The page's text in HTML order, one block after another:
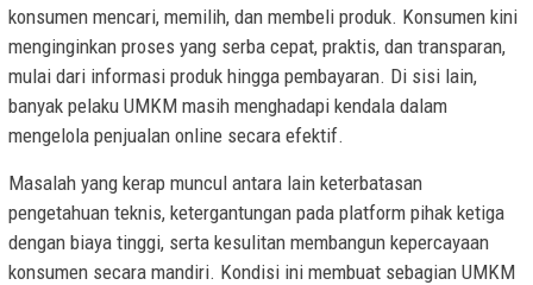
konsumen mencari, memilih, dan membeli produk. Konsumen kini
menginginkan proses yang serba cepat, praktis, dan transparan,
mulai dari informasi produk hingga pembayaran. Di sisi lain,
banyak pelaku UMKM masih menghadapi kendala dalam
mengelola penjualan online secara efektif.
Masalah yang kerap muncul antara lain keterbatasan
pengetahuan teknis, ketergantungan pada platform pihak ketiga
dengan biaya tinggi, serta kesulitan membangun kepercayaan
konsumen secara mandiri. Kondisi ini membuat sebagian UMKM